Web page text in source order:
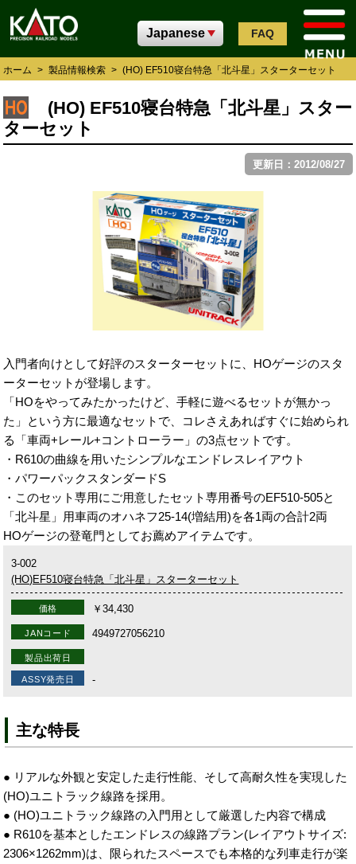
FAQ
ホーム > 製品情報検索 > (HO) EF510寝台特急「北斗星」スターターセット
(HO) EF510寝台特急「北斗星」スター
ターセット
更新日：2012/08/27
入門者向けとして好評のスターターセットに、HOゲージのスタ
ーターセットが登場します。
「HOをやってみたかったけど、手軽に遊べるセットが無かっ
た」という方に最適なセットで、コレさえあればすぐに始められ
る「車両+レール+コントローラー」の3点セットです。
・R610の曲線を用いたシンプルなエンドレスレイアウト
・パワーパックスタンダードS
・このセット専用にご用意したセット専用番号のEF510-505と
「北斗星」用車両のオハネフ25-14(増結用)を各1両の合計2両
HOゲージの登竜門としてお薦めアイテムです。
3-002
(HO)EF510寝台特急「北斗星」スターターセット
価格 ￥34,430
JANコード 4949727056210
製品出荷日
ASSY発売日 -
主な特長
● リアルな外観と安定した走行性能、そして高耐久性を実現した
(HO)ユニトラック線路を採用。
● (HO)ユニトラック線路の入門用として厳選した内容で構成
● R610を基本としたエンドレスの線路プラン(レイアウトサイズ:
2306×1262mm)は、限られたスペースでも本格的な列車走行が楽